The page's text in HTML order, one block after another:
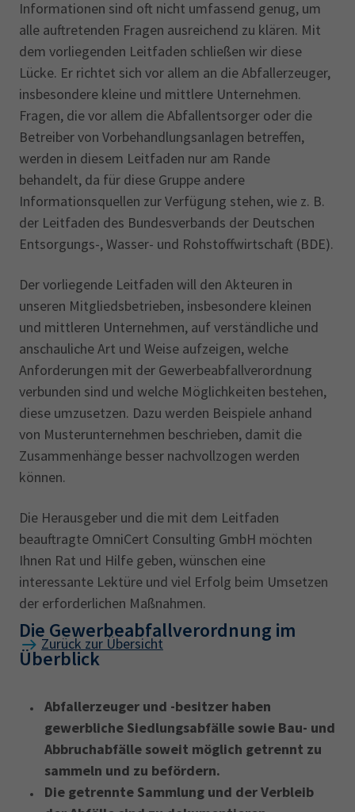
Informationen sind oft nicht umfassend genug, um
alle auftretenden Fragen ausreichend zu klären. Mit
dem vorliegenden Leitfaden schließen wir diese
Lücke. Er richtet sich vor allem an die Abfallerzeuger,
insbesondere kleine und mittlere Unternehmen.
Fragen, die vor allem die Abfallentsorger oder die
Betreiber von Vorbehandlungsanlagen betreffen,
werden in diesem Leitfaden nur am Rande
behandelt, da für diese Gruppe andere
Informationsquellen zur Verfügung stehen, wie z. B.
der Leitfaden des Bundesverbands der Deutschen
Entsorgungs-, Wasser- und Rohstoffwirtschaft (BDE).
Der vorliegende Leitfaden will den Akteuren in
unseren Mitgliedsbetrieben, insbesondere kleinen
und mittleren Unternehmen, auf verständliche und
anschauliche Art und Weise aufzeigen, welche
Anforderungen mit der Gewerbeabfallverordnung
verbunden sind und welche Möglichkeiten bestehen,
diese umzusetzen. Dazu werden Beispiele anhand
von Musterunternehmen beschrieben, damit die
Zusammenhänge besser nachvollzogen werden
können.
Die Herausgeber und die mit dem Leitfaden
beauftragte OmniCert Consulting GmbH möchten
Ihnen Rat und Hilfe geben, wünschen eine
interessante Lektüre und viel Erfolg beim Umsetzen
der erforderlichen Maßnahmen.
Zurück zur Übersicht
Die Gewerbeabfallverordnung im
Überblick
Abfallerzeuger und -besitzer haben
gewerbliche Siedlungsabfälle sowie Bau- und
Abbruchabfälle soweit möglich getrennt zu
sammeln und zu befördern.
Die getrennte Sammlung und der Verbleib